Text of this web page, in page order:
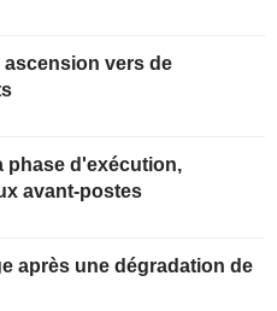
vers de
phase d'exécution,
avant-postes
après une dégradation de